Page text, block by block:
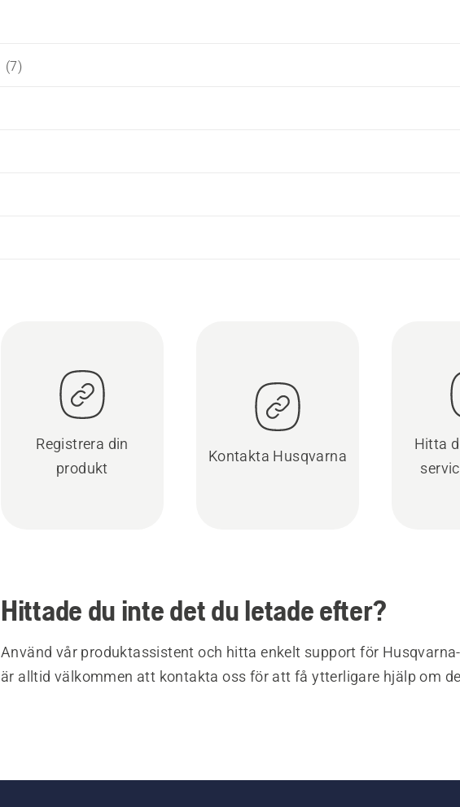
(7)
Registrera din
produkt
Kontakta Husqvarna
Hitta
Hittade du inte det du letade efter?
Använd vår produktassistent och hitta enkelt support för
är alltid välkommen att kontakta oss för att få ytterligare hjälp om